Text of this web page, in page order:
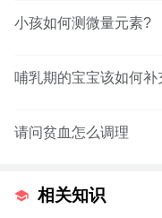
小孩如何测微量元素?
哺乳期的宝宝该如何
请问贫血怎么调理
相关知识